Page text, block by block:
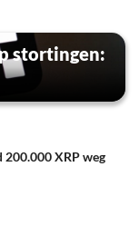
stortingen:
XRP weg